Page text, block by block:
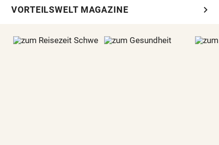
VORTEILSWELT MAGAZINE chevron_right